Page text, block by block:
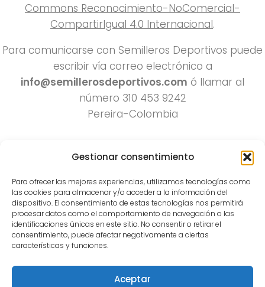
Gestionar consentimiento
Para ofrecer las mejores experiencias, utilizamos tecnologías como
las cookies para almacenar y/o acceder a la información del
dispositivo. El consentimiento de estas tecnologías nos permitirá
procesar datos como el comportamiento de navegación o las
identificaciones únicas en este sitio. No consentir o retirar el
consentimiento, puede afectar negativamente a ciertas
características y funciones.
Aceptar
Commons Reconocimiento-NoComercial-
CompartirIgual 4.0 Internacional.
Para comunicarse con Semilleros Deportivos puede
escribir vía correo electrónico a
info@semillerosdeportivos.com ó llamar al
número 310 453 9242
Pereira-Colombia
Todos los derechos reservados 2022.
Funciona con - Diseñado con el